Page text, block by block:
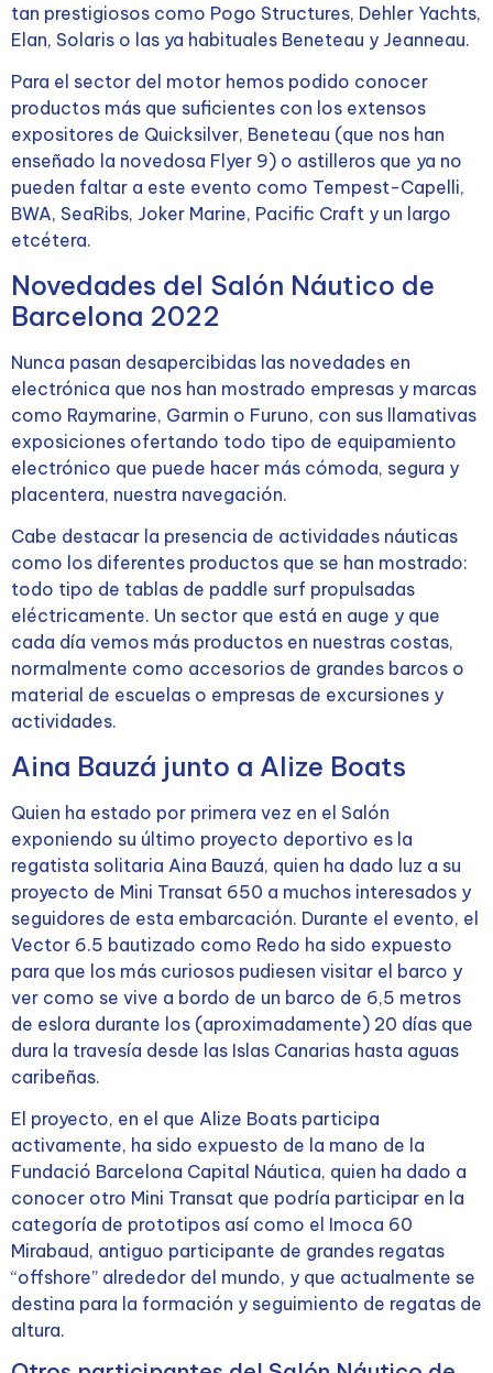
tan prestigiosos como Pogo Structures, Dehler Yachts,
Elan, Solaris o las ya habituales Beneteau y Jeanneau.
Para el sector del motor hemos podido conocer
productos más que suficientes con los extensos
expositores de Quicksilver, Beneteau (que nos han
enseñado la novedosa Flyer 9) o astilleros que ya no
pueden faltar a este evento como Tempest-Capelli,
BWA, SeaRibs, Joker Marine, Pacific Craft y un largo
etcétera.
Novedades del Salón Náutico de
Barcelona 2022
Nunca pasan desapercibidas las novedades en
electrónica que nos han mostrado empresas y marcas
como Raymarine, Garmin o Furuno, con sus llamativas
exposiciones ofertando todo tipo de equipamiento
electrónico que puede hacer más cómoda, segura y
placentera, nuestra navegación.
Cabe destacar la presencia de actividades náuticas
como los diferentes productos que se han mostrado:
todo tipo de tablas de paddle surf propulsadas
eléctricamente. Un sector que está en auge y que
cada día vemos más productos en nuestras costas,
normalmente como accesorios de grandes barcos o
material de escuelas o empresas de excursiones y
actividades.
Aina Bauzá junto a Alize Boats
Quien ha estado por primera vez en el Salón
exponiendo su último proyecto deportivo es la
regatista solitaria Aina Bauzá, quien ha dado luz a su
proyecto de Mini Transat 650 a muchos interesados y
seguidores de esta embarcación. Durante el evento, el
Vector 6.5 bautizado como Redo ha sido expuesto
para que los más curiosos pudiesen visitar el barco y
ver como se vive a bordo de un barco de 6,5 metros
de eslora durante los (aproximadamente) 20 días que
dura la travesía desde las Islas Canarias hasta aguas
caribeñas.
El proyecto, en el que Alize Boats participa
activamente, ha sido expuesto de la mano de la
Fundació Barcelona Capital Náutica, quien ha dado a
conocer otro Mini Transat que podría participar en la
categoría de prototipos así como el Imoca 60
Mirabaud, antiguo participante de grandes regatas
“offshore” alrededor del mundo, y que actualmente se
destina para la formación y seguimiento de regatas de
altura.